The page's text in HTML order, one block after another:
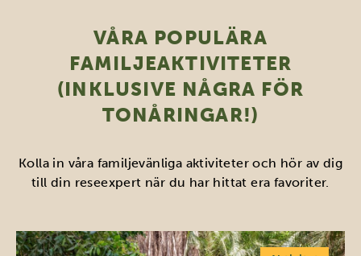
VÅRA POPULÄRA
FAMILJEAKTIVITETER
(INKLUSIVE NÅGRA FÖR
TONÅRINGAR!)
Kolla in våra familjevänliga aktiviteter och hör av dig
till din reseexpert när du har hittat era favoriter.